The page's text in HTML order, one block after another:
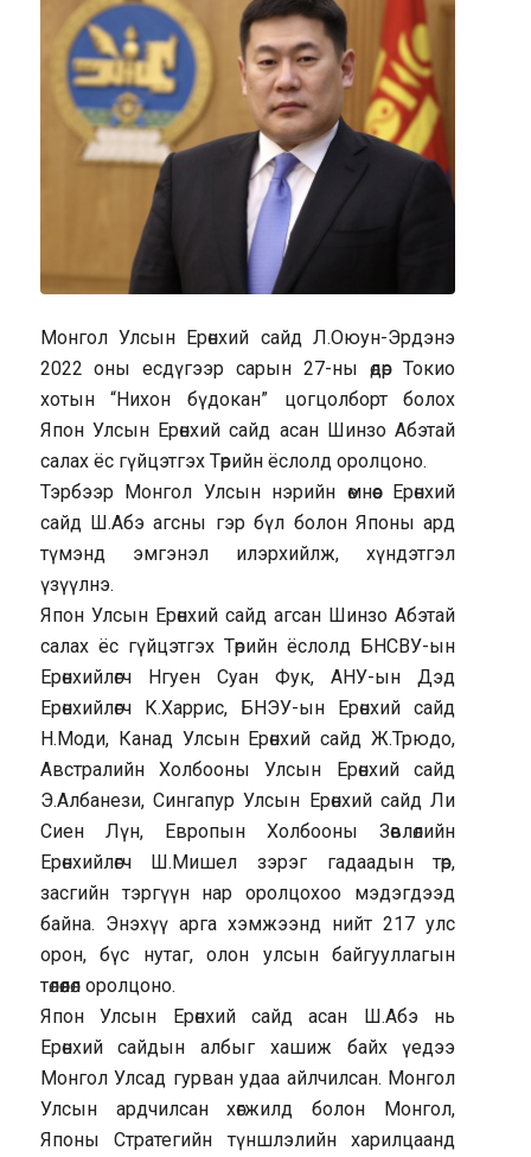
Монгол Улсын Ерөнхий сайд Л.Оюун-Эрдэнэ
2022 оны есдүгээр сарын 27-ны өдөр Токио
хотын “Нихон бүдокан” цогцолборт болох
Япон Улсын Ерөнхий сайд асан Шинзо Абэтай
салах ёс гүйцэтгэх Төрийн ёслолд оролцоно.
Тэрбээр Монгол Улсын нэрийн өмнөөс Ерөнхий
сайд Ш.Абэ агсны гэр бүл болон Японы ард
түмэнд эмгэнэл илэрхийлж, хүндэтгэл
үзүүлнэ.
Япон Улсын Ерөнхий сайд агсан Шинзо Абэтай
салах ёс гүйцэтгэх Төрийн ёслолд БНСВУ-ын
Ерөнхийлөгч Нгуен Суан Фук, АНУ-ын Дэд
Ерөнхийлөгч К.Харрис, БНЭУ-ын Ерөнхий сайд
Н.Моди, Канад Улсын Ерөнхий сайд Ж.Трюдо,
Австралийн Холбооны Улсын Ерөнхий сайд
Э.Албанези, Сингапур Улсын Ерөнхий сайд Ли
Сиен Лүн, Европын Холбооны Зөвлөлийн
Ерөнхийлөгч Ш.Мишел зэрэг гадаадын төр,
засгийн тэргүүн нар оролцохоо мэдэгдээд
байна. Энэхүү арга хэмжээнд нийт 217 улс
орон, бүс нутаг, олон улсын байгууллагын
төлөөлөл оролцоно.
Япон Улсын Ерөнхий сайд асан Ш.Абэ нь
Ерөнхий сайдын албыг хашиж байх үедээ
Монгол Улсад гурван удаа айлчилсан. Монгол
Улсын ардчилсан хөгжилд болон Монгол,
Японы Стратегийн түншлэлийн харилцаанд